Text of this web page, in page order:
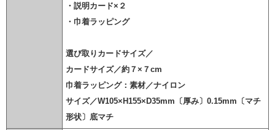
・説明カード×２
・巾着ラッピング
選び取りカードサイズ／
カードサイズ／約７×７cm
巾着ラッピング：素材／ナイロン
サイズ／W105×H155×D35mm〔厚み〕0.15mm〔マチ
形状〕底マチ